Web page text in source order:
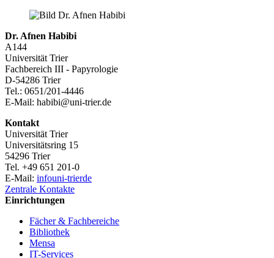
Dr. Afnen Habibi
A144
Universität Trier
Fachbereich III - Papyrologie
D-54286 Trier
Tel.: 0651/201-4446
E-Mail: habibi@uni-trier.de
Kontakt
Universität Trier
Universitätsring 15
54296 Trier
Tel. +49 651 201-0
E-Mail: infouni-trierde
Zentrale Kontakte
Einrichtungen
Fächer & Fachbereiche
Bibliothek
Mensa
IT-Services